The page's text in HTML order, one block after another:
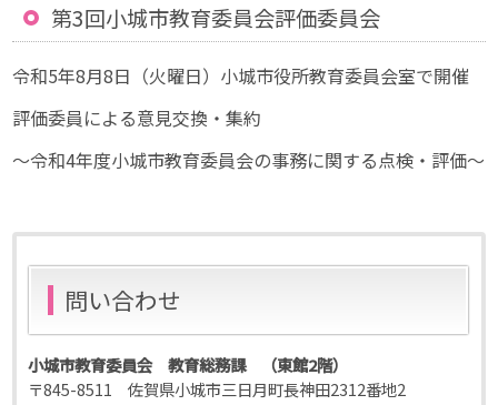
第3回小城市教育委員会評価委員会
令和5年8月8日（火曜日）小城市役所教育委員会室で開催
評価委員による意見交換・集約
～令和4年度小城市教育委員会の事務に関する点検・評価～
問い合わせ
小城市教育委員会 教育総務課 （東館2階）
〒845-8511 佐賀県小城市三日月町長神田2312番地2